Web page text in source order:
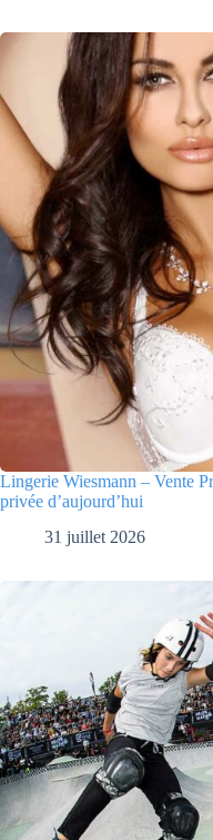
Lingerie Wiesmann – Vente
privée d’aujourd’hui
31 juillet 2026